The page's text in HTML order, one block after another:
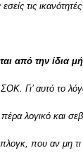
τις
από την ίδια
Γι’ αυτό το
λογικό και
που αν μη τι